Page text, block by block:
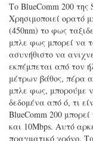
Το BlueComm 200
Χρησιμοποιεί ορατό
(450nm) το φως
μπλε φως μπορεί να
ασυνήθιστο να
εκπέμπεται από τον
μέτρων βάθος, πέρα
μπλε φως, μπορούμε
δεδομένα από ό, τι
BlueComm 200
και 10Mbps. Αυτό
πραγματικό χρόνο.